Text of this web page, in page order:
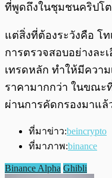
ที่พูดถึงในชุมชนคริปโต
แต่สิ่งที่ต้องระวังคือ โท
การตรวจสอบอย่างละ
เทรดหลัก ทำให้มีควา
ราคามากกว่า ในขณะที่
ผ่านการคัดกรองมาแล้
ที่มาข่าว:beincrypto
ที่มาภาพ:binance
Binance Alpha Ghibli